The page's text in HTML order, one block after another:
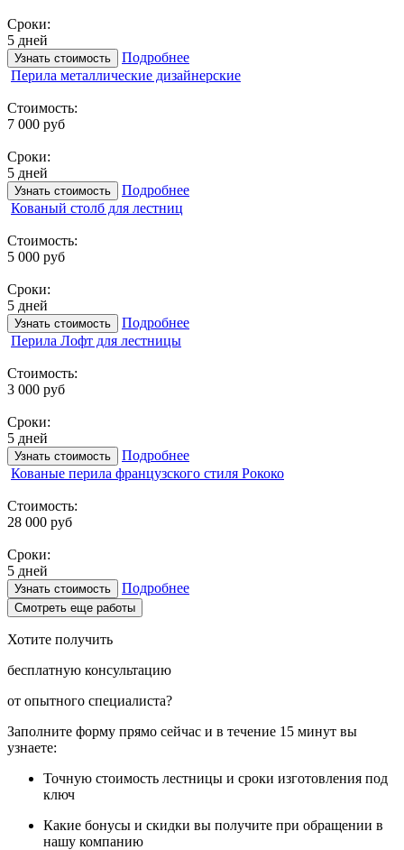
Сроки:
5 дней
Узнать стоимость
Подробнее
Перила металлические дизайнерские
Стоимость:
7 000 руб
Сроки:
5 дней
Узнать стоимость
Подробнее
Кованый столб для лестниц
Стоимость:
5 000 руб
Сроки:
5 дней
Узнать стоимость
Подробнее
Перила Лофт для лестницы
Стоимость:
3 000 руб
Сроки:
5 дней
Узнать стоимость
Подробнее
Кованые перила французского стиля Рококо
Стоимость:
28 000 руб
Сроки:
5 дней
Узнать стоимость Подробнее
Смотреть еще работы
Хотите получить
бесплатную консультацию
от опытного специалиста?
Заполните форму прямо сейчас и в течение 15 минут вы
узнаете:
Точную стоимость лестницы и сроки изготовления под
ключ
Какие бонусы и скидки вы получите при обращении в
нашу компанию